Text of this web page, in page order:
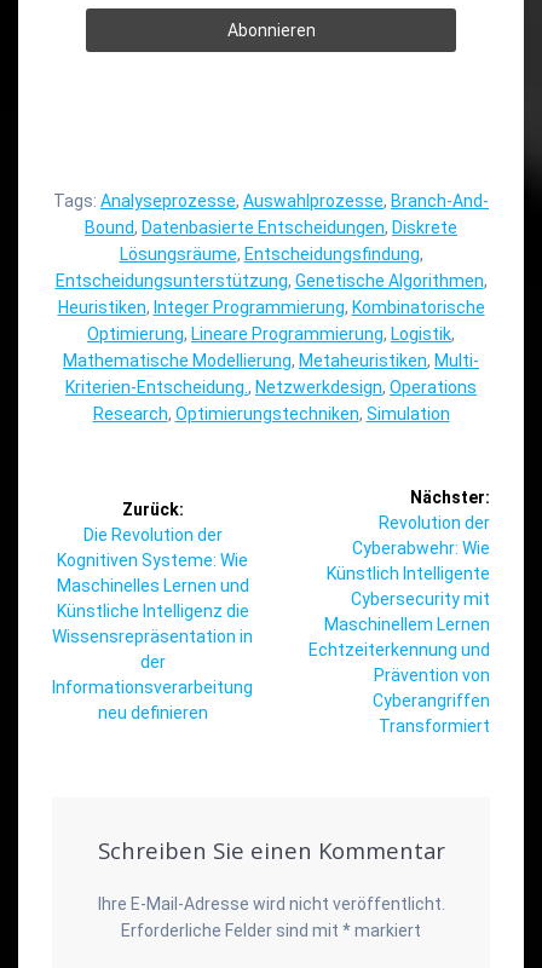
Tags: Analyseprozesse, Auswahlprozesse, Branch-And-
Bound, Datenbasierte Entscheidungen, Diskrete
Lösungsräume, Entscheidungsfindung,
Entscheidungsunterstützung, Genetische Algorithmen,
Heuristiken, Integer Programmierung, Kombinatorische
Optimierung, Lineare Programmierung, Logistik,
Mathematische Modellierung, Metaheuristiken, Multi-
Kriterien-Entscheidung. , Netzwerkdesign, Operations
Research, Optimierungstechniken, Simulation
Zurück:
Vorheriger
Beitrag:
Die Revolution der
Kognitiven Systeme: Wie
Maschinelles Lernen und
Künstliche Intelligenz die
Wissensrepräsentation in
der
Informationsverarbeitung
neu definieren
Nächster:
Nächster
Beitrag:
Revolution der
Cyberabwehr: Wie
Künstlich Intelligente
Cybersecurity mit
Maschinellem Lernen
Echtzeiterkennung und
Prävention von
Cyberangriffen
Transformiert
Schreiben Sie einen Kommentar
Ihre E-Mail-Adresse wird nicht veröffentlicht.
Erforderliche Felder sind mit *markiert